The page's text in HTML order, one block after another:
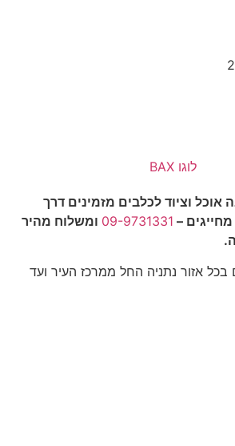
אוכל וציוד לכלבים מזמינים דרך
–
09-9731331 ומשלוח מהיר
בכל אזור נתניה החל ממרכז העיר ועד